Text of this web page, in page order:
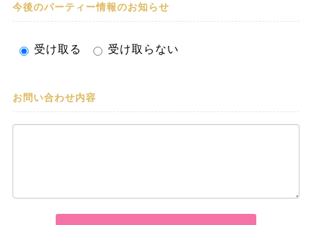
今後のパーティー情報のお知らせ
受け取る 受け取らない
お問い合わせ内容